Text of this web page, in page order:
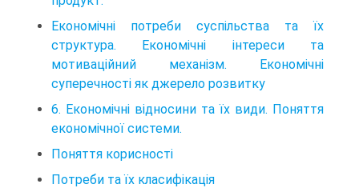
Економічні потреби суспільства та їх
структура. Економічні інтереси та
мотиваційний механізм. Економічні
суперечності як джерело розвитку
6. Економічні відносини та їх види. Поняття
економічної системи.
Поняття корисності
Потреби та їх класифікація